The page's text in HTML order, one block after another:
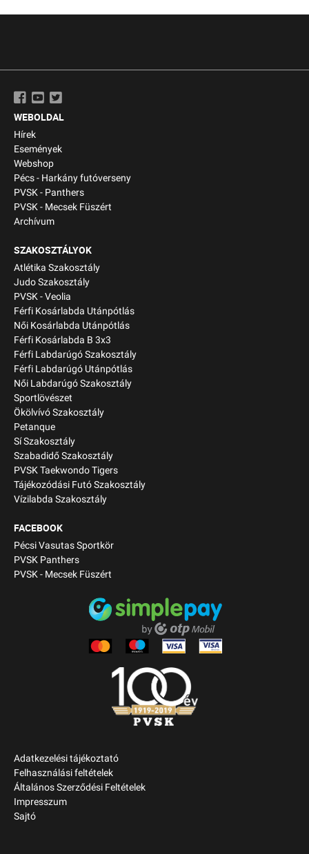
WEBOLDAL
Hírek
Események
Webshop
Pécs - Harkány futóverseny
PVSK - Panthers
PVSK - Mecsek Füszért
Archívum
SZAKOSZTÁLYOK
Atlétika Szakosztály
Judo Szakosztály
PVSK - Veolia
Férfi Kosárlabda Utánpótlás
Női Kosárlabda Utánpótlás
Férfi Kosárlabda B 3x3
Férfi Labdarúgó Szakosztály
Férfi Labdarúgó Utánpótlás
Női Labdarúgó Szakosztály
Sportlövészet
Ökölvívó Szakosztály
Petanque
Sí Szakosztály
Szabadidő Szakosztály
PVSK Taekwondo Tigers
Tájékozódási Futó Szakosztály
Vízilabda Szakosztály
FACEBOOK
Pécsi Vasutas Sportkör
PVSK Panthers
PVSK - Mecsek Füszért
Adatkezelési tájékoztató
Felhasználási feltételek
Általános Szerződési Feltételek
Impresszum
Sajtó